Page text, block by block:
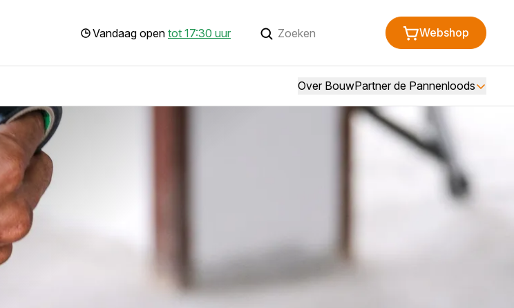
Vandaag open tot 17:30 uur Webshop
Over BouwPartner de Pannenloods